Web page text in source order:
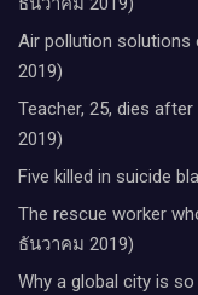
Air pollution
2019)
Teacher, 25, dies
2019)
Five killed in suicide
The rescue worker
ธันวาคม 2019)
Why a global city is